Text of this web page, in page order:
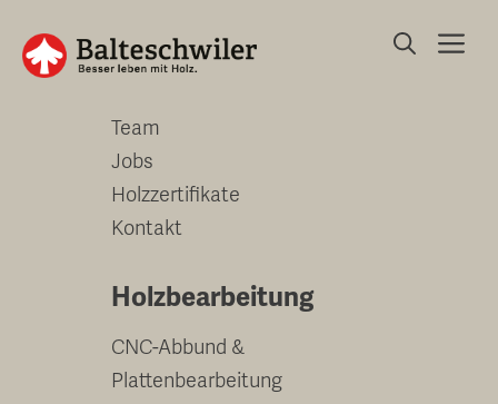
zum
Inhalt
Unternehmen
Team
Jobs
Holzzertifikate
Kontakt
Holzbearbeitung
CNC-Abbund &
Plattenbearbeitung